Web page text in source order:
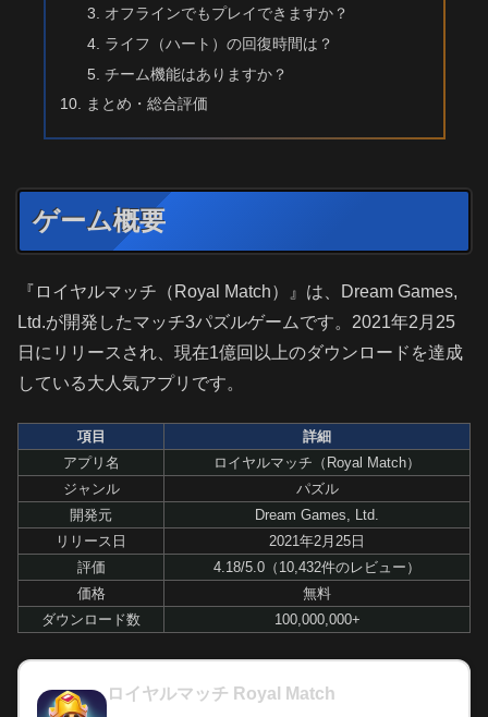
オフラインでもプレイできますか？
ライフ（ハート）の回復時間は？
チーム機能はありますか？
まとめ・総合評価
ゲーム概要
『ロイヤルマッチ（Royal Match）』は、Dream Games,
Ltd.が開発したマッチ3パズルゲームです。2021年2月25
日にリリースされ、現在1億回以上のダウンロードを達成
している大人気アプリです。
項目
詳細
アプリ名
ロイヤルマッチ（Royal Match）
ジャンル
パズル
開発元
Dream Games, Ltd.
リリース日
2021年2月25日
評価
4.18/5.0（10,432件のレビュー）
価格
無料
ダウンロード数
100,000,000+
ロイヤルマッチ Royal Match